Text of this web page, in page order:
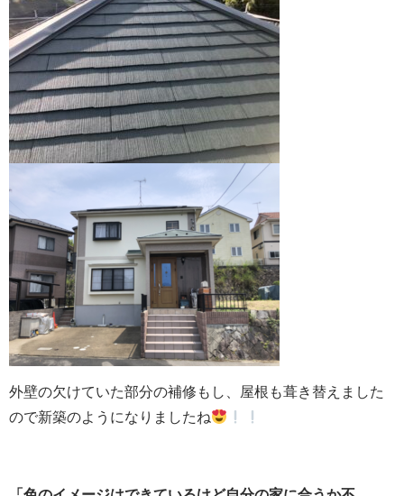
外壁の欠けていた部分の補修もし、屋根も葺き替えました
ので新築のようになりましたね